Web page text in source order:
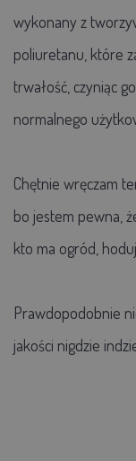
wykonany z
poliuretanu, które
trwałość, czyniąc
normalnego
Chętnie wręczam
bo jestem pewna,
kto ma ogród,
Prawdopodobnie
jakości nigdzie